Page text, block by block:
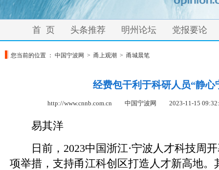
首 页 头条推荐 明州论坛 党报要论
您当前的位置 ： 中国宁波网 > 甬上观潮 > 甬城晨笔
经费包干利于科研人员“静心
http://www.cnnb.com.cn 中国宁波网 2023-11-15
易其洋
日前，2023中国浙江·宁波人才科技周开
项举措，支持甬江科创区打造人才新高地。